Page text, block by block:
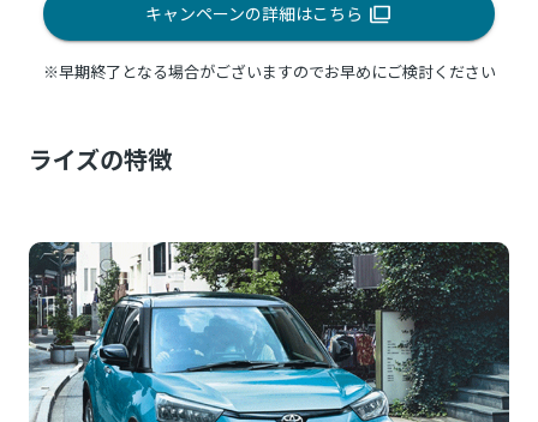
キャンペーンの詳細はこちら
※早期終了となる場合がございますのでお早めにご検討ください
ライズの特徴